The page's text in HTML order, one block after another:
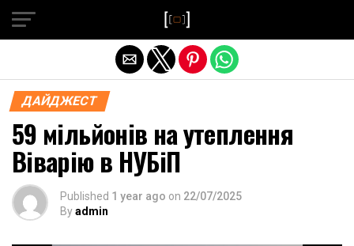
ДАЙДЖЕСТ
59 мільйонів на утеплення
Віварію в НУБіП
Published 1 year ago on 22/07/2025
Byadmin
Exit mobile version